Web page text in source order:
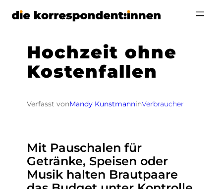
Zum
Hochzeit ohne
Kostenfallen
Verfasst vonMandy KunstmanninVerbraucher
Mit Pauschalen für
Getränke, Speisen oder
Musik halten Brautpaare